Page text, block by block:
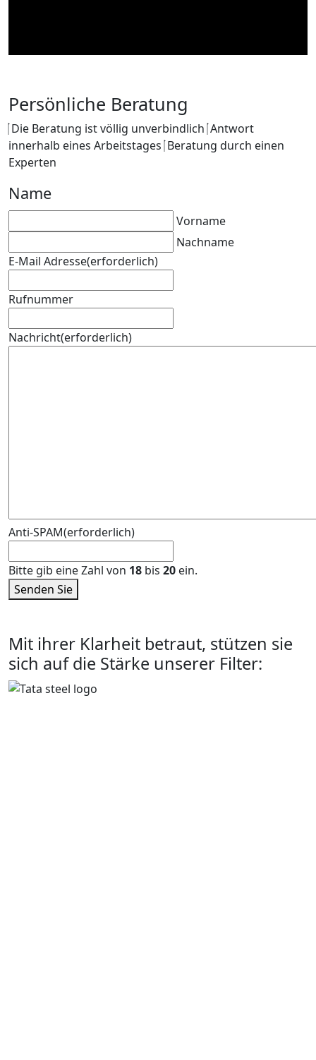
Persönliche Beratung
Die Beratung ist völlig unverbindlich Antwort
innerhalb eines Arbeitstages Beratung durch einen
Experten
Name
Vorname
Nachname
E-Mail Adresse(erforderlich)
Rufnummer
Nachricht(erforderlich)
Anti-SPAM(erforderlich)
Bitte gib eine Zahl von 18 bis 20 ein.
Senden Sie
Mit ihrer Klarheit betraut, stützen sie
sich auf die Stärke unserer Filter: